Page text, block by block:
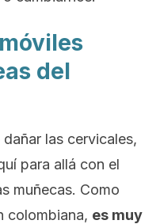
del
las cervicales,
para allá con el
muñecas. Como
colombiana, es muy